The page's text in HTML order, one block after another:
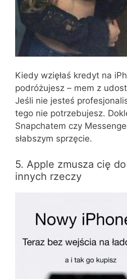
Kiedy wzięłaś kredyt na
podróżujesz – mem z
Jeśli nie jesteś
tego nie potrzebujesz.
Snapchatem czy
słabszym sprzęcie.
5. Apple zmusza cię
innych rzeczy